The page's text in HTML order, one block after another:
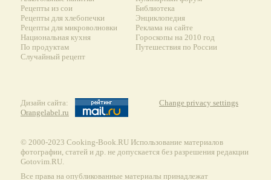
Рецепты из сои
Рецепты для хлебопечки
Рецепты для микроволновки
Национальная кухня
По продуктам
Случайный рецепт
Библиотека
Энциклопедия
Реклама на сайте
Гороскопы на 2010 год
Путешествия по России
Дизайн сайта:
Orangelabel.ru
Change privacy settings
© 2000-2023 Сooking-Book.RU Использование материалов
фотографии, статей и др. не допускается без разрешения редакции
Gotovim.RU.
Все права на опубликованные материалы принадлежат